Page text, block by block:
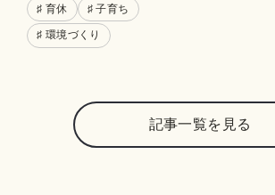
♯ 育休 ♯ 子育ち
♯ 環境づくり
記事⼀覧を⾒る